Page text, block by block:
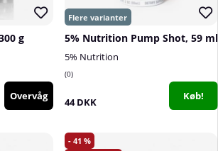
g
Overvåg
5% Nutrition Pump Shot, 59 ml
5% Nutrition
0
44 DKK Køb!
41